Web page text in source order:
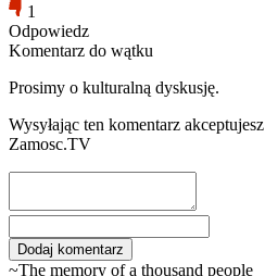
1
Odpowiedz
Komentarz do wątku
Prosimy o kulturalną dyskusję.
Wysyłając ten komentarz akceptujesz
Zamosc.TV
~The memory of a thousand people